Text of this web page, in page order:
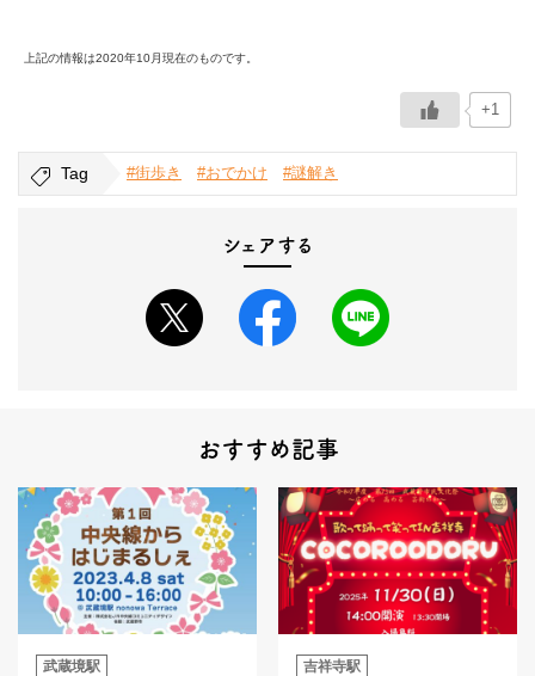
上記の情報は2020年10月現在のものです。
+1
Tag #街歩き #おでかけ #謎解き
シェアする
おすすめ記事
武蔵境駅 吉祥寺駅